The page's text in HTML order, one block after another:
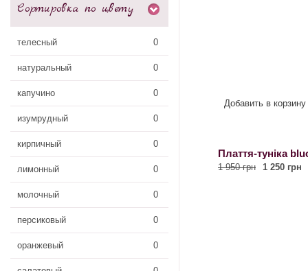
Сортировка по цвету
телесный 0
натуральный 0
капучино 0
изумрудный 0
кирпичный 0
лимонный 0
молочный 0
персиковый 0
оранжевый 0
Добавить в корзину
Плаття-туніка
1 950 грн 1 250 грн